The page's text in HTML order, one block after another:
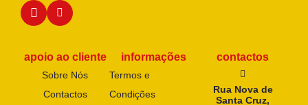
apoio ao cliente
Sobre Nós
Contactos
informações
Termos e
Condições
contactos
Rua Nova de
Santa Cruz,